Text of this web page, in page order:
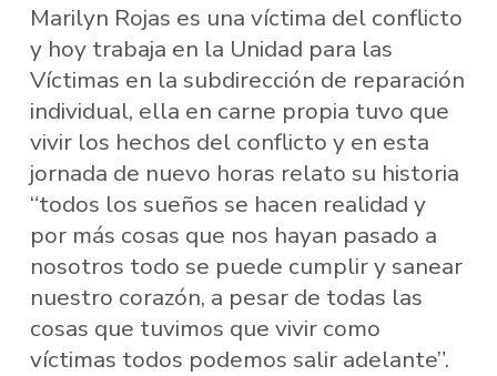
Marilyn Rojas es una víctima del conflicto
y hoy trabaja en la Unidad para las
Víctimas en la subdirección de reparación
individual, ella en carne propia tuvo que
vivir los hechos del conflicto y en esta
jornada de nuevo horas relato su historia
“todos los sueños se hacen realidad y
por más cosas que nos hayan pasado a
nosotros todo se puede cumplir y sanear
nuestro corazón, a pesar de todas las
cosas que tuvimos que vivir como
víctimas todos podemos salir adelante”.